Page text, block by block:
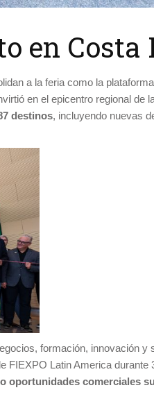
en Costa
a la feria como la
en el epicentro regional de
destinos, incluyendo nuevas
formación, innovación y
FIEXPO Latin America durante
oportunidades comerciales